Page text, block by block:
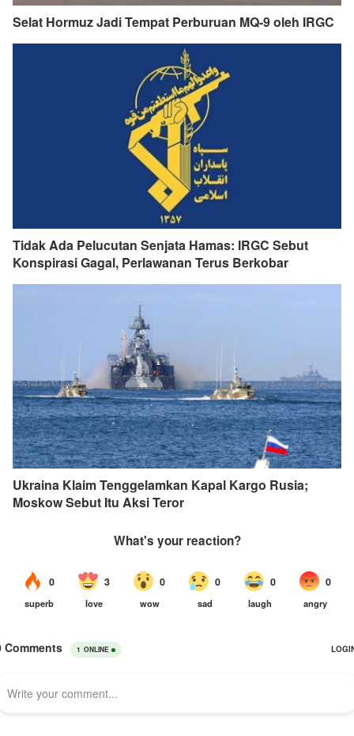
Selat Hormuz Jadi Tempat Perburuan MQ-9 oleh IRGC
Tidak Ada Pelucutan Senjata Hamas: IRGC Sebut
Konspirasi Gagal, Perlawanan Terus Berkobar
Ukraina Klaim Tenggelamkan Kapal Kargo Rusia;
Moskow Sebut Itu Aksi Teror